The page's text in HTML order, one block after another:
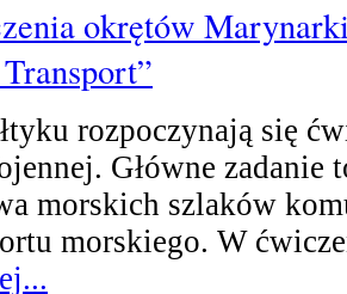
okrętów
rozpoczynają się
Główne zadanie
morskich szlaków
morskiego. W